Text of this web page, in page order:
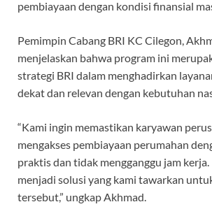
pembiayaan dengan kondisi finansial
Pemimpin Cabang BRI KC Cilegon,
menjelaskan bahwa program ini
strategi BRI dalam menghadirkan
dekat dan relevan dengan kebutuhan
“Kami ingin memastikan karyawan
mengakses pembiayaan perumahan
praktis dan tidak mengganggu jam kerja.
menjadi solusi yang kami tawarkan
tersebut,” ungkap Akhmad.